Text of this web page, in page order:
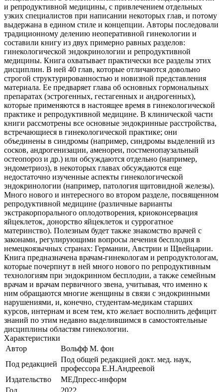
и репродуктивной медицины, с привлечением отдельных
узких специалистов при написании некоторых глав, и потому
выдержана в едином стиле и концепции. Авторы последовали
традиционному делению неоперативной гинекологии и
составили книгу из двух примерно равных разделов:
гинекологической эндокринологии и репродуктивной
медицины. Книга охватывает практически все разделы этих
дисциплин. В ней 40 глав, которые отличаются довольно
строгой структурированностью и новизной представления
материала. Ее предваряет глава об основных гормональных
препаратах (эстрогенных, гестагенных и андрогенных),
которые применяются в настоящее время в гинекологической
практике и репродуктивной медицине. В клинической части
книги рассмотрены все основные эндокринные расстройства,
встречающиеся в гинекологической практике; они
объединены в синдромы (например, синдромы выделений из
сосков, андрогенизации, аменореи, постменопаузальный
остеопороз и др.) или обсуждаются отдельно (например,
эндометриоз), в некоторых главах обсуждаются еще
недостаточно изученные аспекты гинекологической
эндокринологии (например, патология щитовидной железы).
Много нового и интересного во втором разделе, посвященном
репродуктивной медицине (различные варианты
экстракорпорального оплодотворения, криоконсервация
яйцеклеток, донорство яйцеклеток и суррогатное
материнство). Полезным будет также знакомство врачей с
законами, регулирующими вопросы лечения бесплодия в
немецкоязычных странах: Германии, Австрии и Щвейцарии.
Книга предназначена врачам-гинекологам и репродуктологам,
которые почерпнут в ней много нового по репродуктивным
технологиям при эндокринном бесплодии, а также семейным
врачам и врачам первичного звена, учитывая, что именно к
ним обращаются многие женщины в связи с эндокринными
нарушениями, и, конечно, студентам-медикам старших
курсов, интернам и всем тем, кто желает восполнить дефицит
знаний по этим недавно выделившимся в самостоятельные
дисциплины областям гинекологии.
Характеристики
Автор
Вольфф М. фон
Под редакцией
Под общей редакцией докт. мед. наук,
профессора Е.Н.Андреевой
Издательство
МЕДпресс-информ
Год
2022